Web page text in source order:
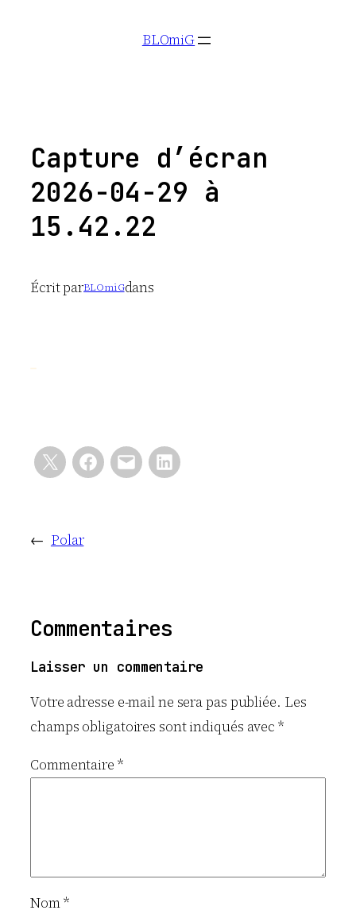
BLOmiG
Capture d’écran
2026-04-29 à
15.42.22
Écrit parBLOmiGdans
← Polar
Commentaires
Laisser un commentaire
Votre adresse e-mail ne sera pas publiée. Les
champs obligatoires sont indiqués avec*
Commentaire *
Nom*